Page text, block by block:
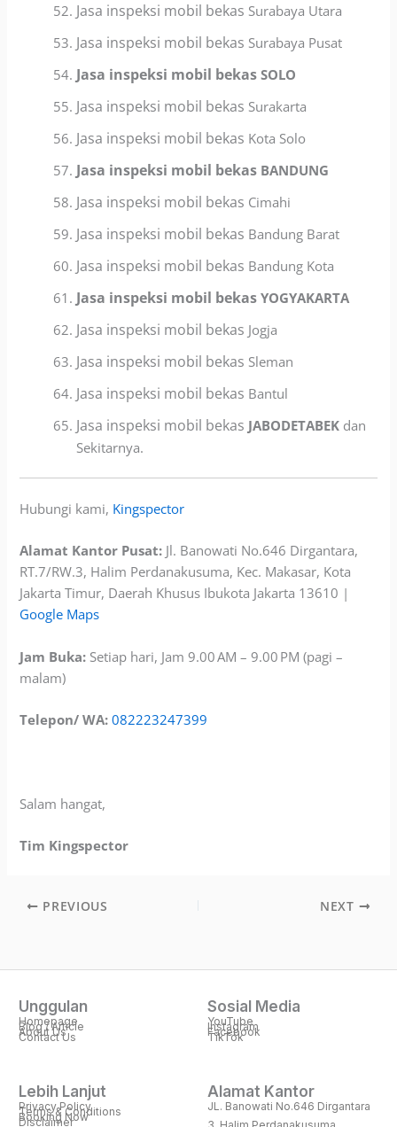
Jasa inspeksi mobil bekas Surabaya Utara
Jasa inspeksi mobil bekas Surabaya Pusat
Jasa inspeksi mobil bekasSOLO
Jasa inspeksi mobil bekas Surakarta
Jasa inspeksi mobil bekas Kota Solo
Jasa inspeksi mobil bekas BANDUNG
Jasa inspeksi mobil bekas Cimahi
Jasa inspeksi mobil bekas Bandung Barat
Jasa inspeksi mobil bekas Bandung Kota
Jasa inspeksi mobil bekasYOGYAKARTA
Jasa inspeksi mobil bekas Jogja
Jasa inspeksi mobil bekas Sleman
Jasa inspeksi mobil bekas Bantul
Jasa inspeksi mobil bekas JABODETABEK dan
Sekitarnya.
Hubungi kami, Kingspector
Alamat Kantor Pusat: Jl. Banowati No.646 Dirgantara,
RT.7/RW.3, Halim Perdanakusuma, Kec. Makasar, Kota
Jakarta Timur, Daerah Khusus Ibukota Jakarta 13610 |
Google Maps
Jam Buka: Setiap hari, Jam 9.00 AM – 9.00 PM (pagi –
malam)
Telepon/ WA: 082223247399
Salam hangat,
Tim Kingspector
PREVIOUS NEXT
Unggulan
Homepage
Blog / Article
About Us
Contact Us
Sosial Media
YouTube
Instagram
Facebook
TikTok
Lebih Lanjut
Privacy Policy
Terms & Conditions
Booking Now
Disclaimer
Alamat Kantor
JL. Banowati No.646 Dirgantara